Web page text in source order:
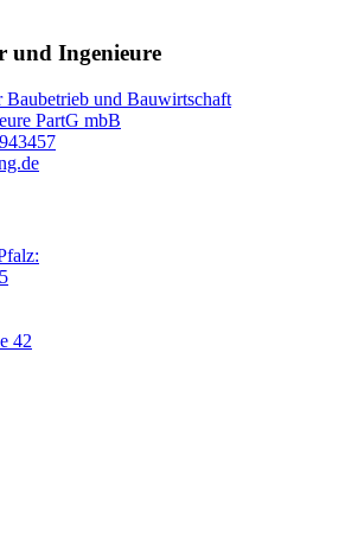
und Ingenieure
Baubetrieb und Bauwirtschaft
PartG mbB
42